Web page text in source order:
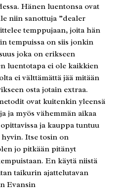
Hänen luentonsa ovat
niin sanottuja ”dealer
temppujaan, joita hän
tempuissa on siis jonkin
joka on erikseen
luentotapa ei ole kaikkien
ei välttämättä jää mitään
osta jotain extraa.
ovat kuitenkin yleensä
ja myös vähemmän aikaa
ja kauppa tuntuu
Itse tosin on
jo pitkään pitänyt
En käytä niistä
taikurin ajattelutavan
Evansin